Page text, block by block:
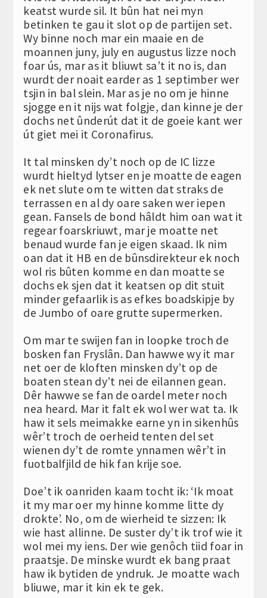
keatst wurde sil. It bûn hat nei myn
betinken te gau it slot op de partijen set.
Wy binne noch mar ein maaie en de
moannen juny, july en augustus lizze noch
foar ús, mar as it bliuwt sa’t it no is, dan
wurdt der noait earder as 1 septimber wer
tsjin in bal slein. Mar as je no om je hinne
sjogge en it nijs wat folgje, dan kinne je der
dochs net ûnderút dat it de goeie kant wer
út giet mei it Coronafirus.
It tal minsken dy’t noch op de IC lizze
wurdt hieltyd lytser en je moatte de eagen
ek net slute om te witten dat straks de
terrassen en al dy oare saken wer iepen
gean. Fansels de bond hâldt him oan wat it
regear foarskriuwt, mar je moatte net
benaud wurde fan je eigen skaad. Ik nim
oan dat it HB en de bûnsdirekteur ek noch
wol ris bûten komme en dan moatte se
dochs ek sjen dat it keatsen op dit stuit
minder gefaarlik is as efkes boadskipje by
de Jumbo of oare grutte supermerken.
Om mar te swijen fan in loopke troch de
bosken fan Fryslân. Dan hawwe wy it mar
net oer de kloften minsken dy’t op de
boaten stean dy’t nei de eilannen gean.
Dêr hawwe se fan de oardel meter noch
nea heard. Mar it falt ek wol wer wat ta. Ik
haw it sels meimakke earne yn in sikenhûs
wêr’t troch de oerheid tenten del set
wienen dy’t de romte ynnamen wêr’t in
fuotbalfjild de hik fan krije soe.
Doe’t ik oanriden kaam tocht ik: ‘Ik moat
it my mar oer my hinne komme litte dy
drokte’. No, om de wierheid te sizzen: Ik
wie hast allinne. De suster dy’t ik trof wie it
wol mei my iens. Der wie genôch tiid foar in
praatsje. De minske wurdt ek bang praat
haw ik bytiden de yndruk. Je moatte wach
bliuwe, mar it kin ek te gek.